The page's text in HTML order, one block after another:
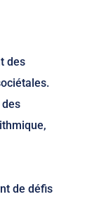
des
de défis